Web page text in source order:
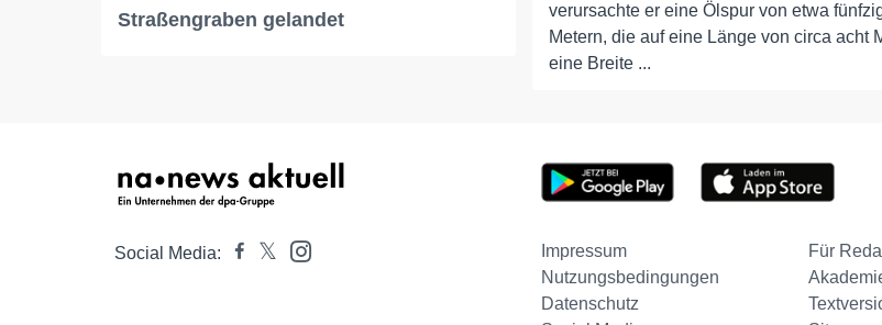
Straßengraben gelandet
verursachte er eine Ölspur von etwa
Metern, die auf eine Länge von circa acht
eine Breite ...
Social Media: Impressum Für
Nutzungsbedingungen
Datenschutz